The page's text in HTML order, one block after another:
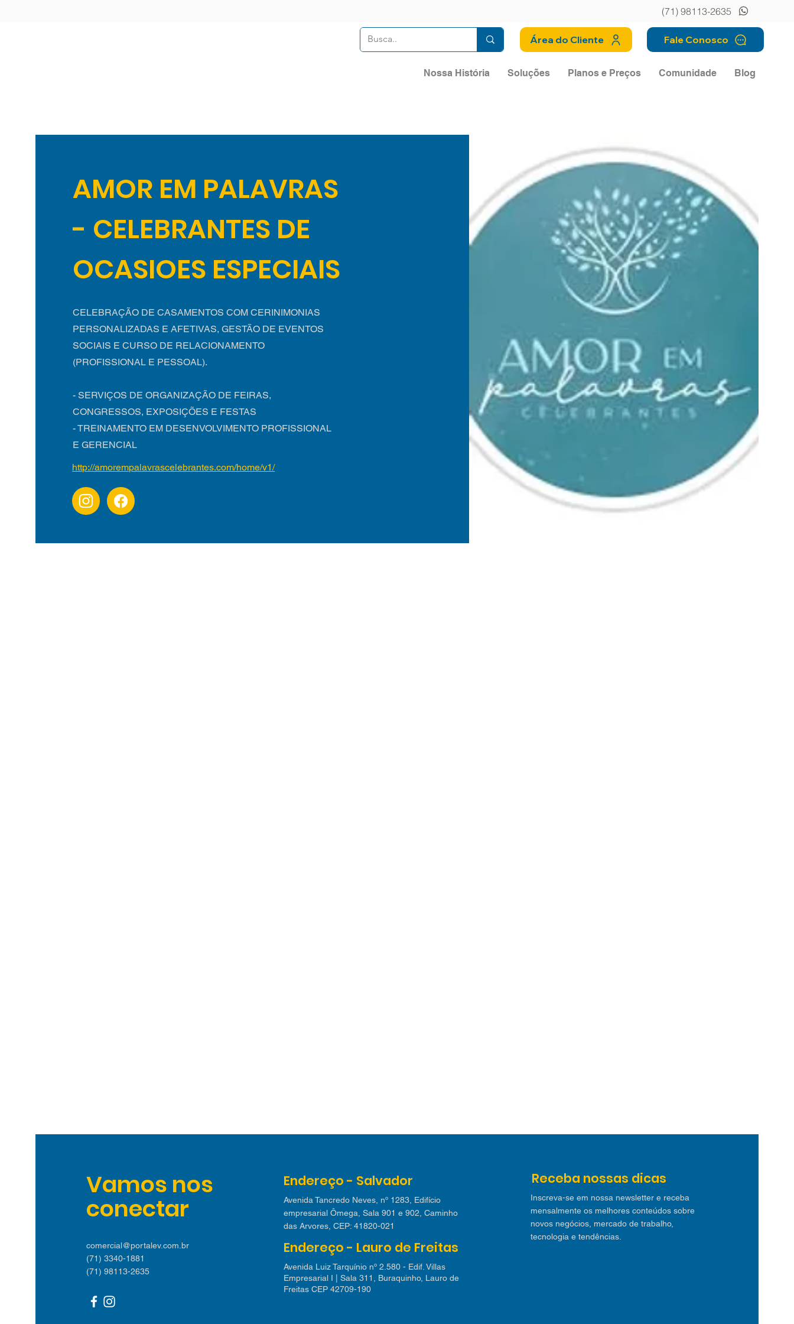
(71) 98113-2635
Área do Cliente Fale Conosco
Nossa História Soluções Planos e Preços Comunidade Blog
AMOR EM PALAVRAS
- CELEBRANTES DE
OCASIOES ESPECIAIS
CELEBRAÇÃO DE CASAMENTOS COM CERINIMONIAS
PERSONALIZADAS E AFETIVAS, GESTÃO DE EVENTOS
SOCIAIS E CURSO DE RELACIONAMENTO
(PROFISSIONAL E PESSOAL).
- SERVIÇOS DE ORGANIZAÇÃO DE FEIRAS,
CONGRESSOS, EXPOSIÇÕES E FESTAS
- TREINAMENTO EM DESENVOLVIMENTO PROFISSIONAL
E GERENCIAL
http://amorempalavrascelebrantes.com/home/v1/
Vamos nos
conectar
comercial@portalev.com.br
(71) 3340-1881
(71) 98113-2635
Endereço - Salvador
Avenida Tancredo Neves, nº 1283, Edifício
empresarial Ômega, Sala 901 e 902, Caminho
das Arvores, CEP: 41820-021
Endereço - Lauro de Freitas
Avenida Luiz Tarquínio nº 2.580 - Edif. Villas
Empresarial I | Sala 311, Buraquinho, Lauro de
Freitas CEP 42709-190​
Receba nossas dicas
Inscreva-se em nossa newsletter e receba
mensalmente os melhores conteúdos sobre
novos negócios, mercado de trabalho,
tecnologia e tendências.